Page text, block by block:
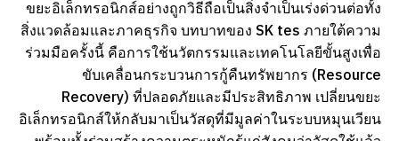
ขยะอิเล็กทรอนิกส์อย่างถูกวิธีถือเป็นสิ่งจำเป็นเร่งด่วนต่อทั้ง
สิ่งแวดล้อมและภาคธุรกิจ บทบาทของ SK tes ภายใต้ความ
ร่วมมือครั้งนี้ คือการใช้นวัตกรรมและเทคโนโลยีขั้นสูงเพื่อ
ขับเคลื่อนกระบวนการกู้คืนทรัพยากร (Resource
Recovery) ที่ปลอดภัยและมีประสิทธิภาพ เปลี่ยนขยะ
อิเล็กทรอนิกส์ให้กลับมาเป็นวัสดุที่มีมูลค่าในระบบหมุนเวียน